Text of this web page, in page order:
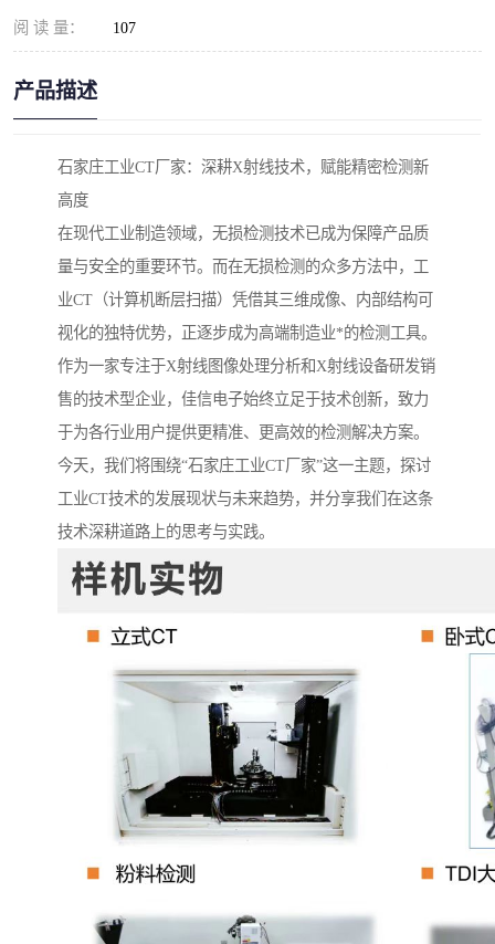
阅 读 量： 107
产品描述
石家庄工业CT厂家：深耕X射线技术，赋能精密检测新
高度
在现代工业制造领域，无损检测技术已成为保障产品质
量与安全的重要环节。而在无损检测的众多方法中，工
业CT（计算机断层扫描）凭借其三维成像、内部结构可
视化的独特优势，正逐步成为高端制造业*的检测工具。
作为一家专注于X射线图像处理分析和X射线设备研发销
售的技术型企业，佳信电子始终立足于技术创新，致力
于为各行业用户提供更精准、更高效的检测解决方案。
今天，我们将围绕“石家庄工业CT厂家”这一主题，探讨
工业CT技术的发展现状与未来趋势，并分享我们在这条
技术深耕道路上的思考与实践。